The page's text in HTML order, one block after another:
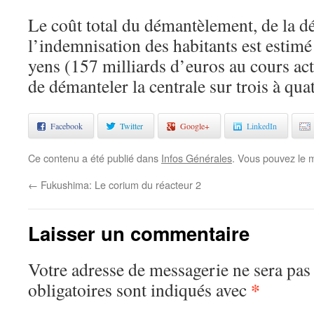
Le coût total du démantèlement, de la
l’indemnisation des habitants est
yens (157 milliards d’euros au cours
de démanteler la centrale sur trois à
Facebook Twitter Google+ LinkedIn
Ce contenu a été publié dans Infos Générales. Vous pouvez le
← Fukushima: Le corium du réacteur 2
Laisser un commentaire
Votre adresse de messagerie ne sera
obligatoires sont indiqués avec *